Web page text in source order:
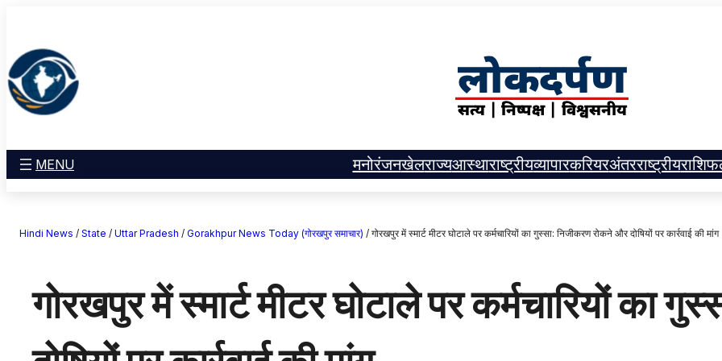
जाएं
MENU
खेल
राज्य
आस्था
व्यापार
राशिफल
Facebook Instagram X
मनोरंजनखेलराज्यआस्थाराष्ट्रीयव्यापारकरियरअंतरराष्ट्रीय
Hindi News / State / Uttar Pradesh / Gorakhpur News Today (गोरखपुर समाचार) / गोरखपुर में स्मार्ट मीटर घोटाले पर कर्मचारियों का गुस्सा: निजीकरण रोकने और दोषियों पर कार्रवाई की मांग
गोरखपुर में स्मार्ट मीटर घोटाले पर कर्मचारियों का